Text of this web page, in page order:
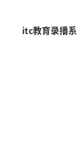
itc教育录播